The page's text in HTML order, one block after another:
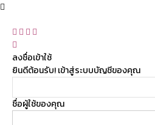
ลงชื่อเข้าใช้
ยินดีต้อนรับ! เข้าสู่ระบบบัญชีของคุณ
ชื่อผู้ใช้ของคุณ